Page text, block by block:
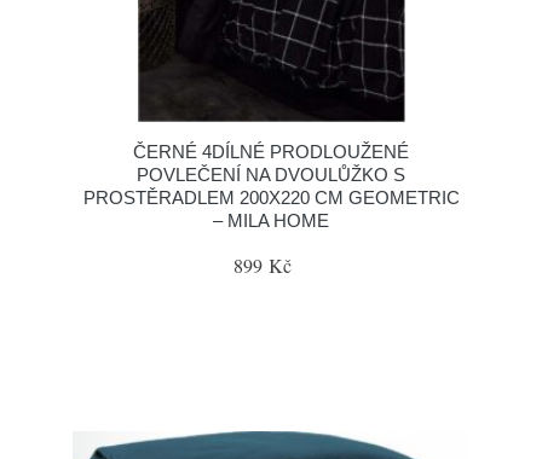
ČERNÉ 4DÍLNÉ PRODLOUŽENÉ
POVLEČENÍ NA DVOULŮŽKO S
PROSTĚRADLEM 200X220 CM GEOMETRIC
– MILA HOME
899 Kč